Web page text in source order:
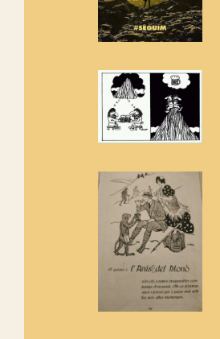
Amics de Sant Aniol
Els Centpeus estem
amb la recuperació